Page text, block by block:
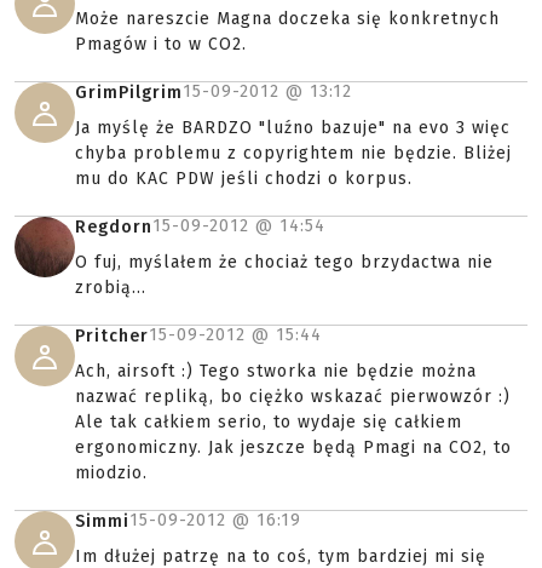
Może nareszcie Magna doczeka się konkretnych
Pmagów i to w CO2.
GrimPilgrim15-09-2012 @ 13:12
Ja myślę że BARDZO "luźno bazuje" na evo 3 więc
chyba problemu z copyrightem nie będzie. Bliżej
mu do KAC PDW jeśli chodzi o korpus.
Regdorn15-09-2012 @ 14:54
O fuj, myślałem że chociaż tego brzydactwa nie
zrobią...
Pritcher15-09-2012 @ 15:44
Ach, airsoft :) Tego stworka nie będzie można
nazwać repliką, bo ciężko wskazać pierwowzór :)
Ale tak całkiem serio, to wydaje się całkiem
ergonomiczny. Jak jeszcze będą Pmagi na CO2, to
miodzio.
Simmi15-09-2012 @ 16:19
Im dłużej patrzę na to coś, tym bardziej mi się